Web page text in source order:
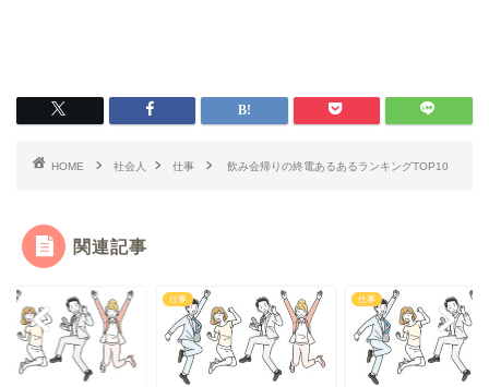
HOME 社会人 仕事 飲み会帰りの終電あるあるランキングTOP10
関連記事
仕事 仕事